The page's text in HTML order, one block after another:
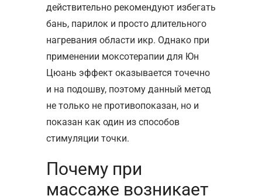
действительно рекомендуют избегать
бань, парилок и просто длительного
нагревания области икр. Однако при
применении моксотерапии для Юн
Цюань эффект оказывается точечно
и на подошву, поэтому данный метод
не только не противопоказан, но и
показан как один из способов
стимуляции точки.
Почему при
массаже возникает